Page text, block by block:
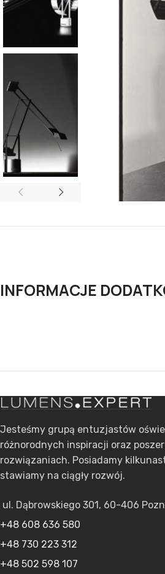
INFORMACJE
Jesteśmy grupą entuzjastów
różnorodnych inspiracji oraz
rozwiązaniach. Posiadamy
stawiamy na ciągły rozwój.
ul. Dąbrowskiego 301, 60-406
+48 608 636 580
+48 730 223 312
+48 502 598 107